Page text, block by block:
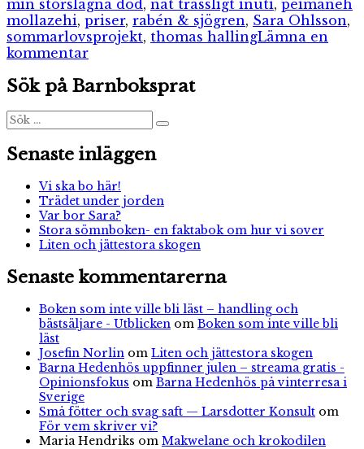
min storslagna död, nåt trassligt inuti, peimaneh
mollazehi, priser, rabén & sjögren, Sara Ohlsson,
sommarlovsprojekt, thomas hallingLämna en
kommentartill
Barnradions
Sök på Barnboksprat
Sök
efter:
Sök
Senaste inläggen
Vi ska bo här!
Trädet under jorden
Var bor Sara?
Stora sömnboken- en faktabok om hur vi sover
Liten och jättestora skogen
Senaste kommentarerna
Boken som inte ville bli läst – handling och
bästsäljare - Utblicken om Boken som inte ville bli
läst
Josefin Norlin om Liten och jättestora skogen
Barna Hedenhös uppfinner julen – streama gratis -
Opinionsfokus om Barna Hedenhös på vinterresa i
Sverige
Små fötter och svag saft — Larsdotter Konsult om
För vem skriver vi?
Maria Hendriks om Makwelane och krokodilen